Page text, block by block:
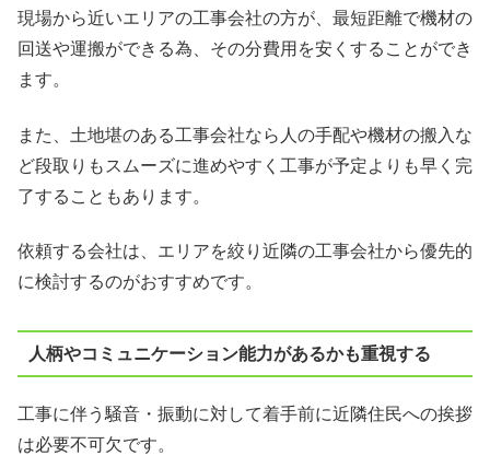
現場から近いエリアの工事会社の方が、最短距離で機材の
回送や運搬ができる為、その分費用を安くすることができ
ます。
また、土地堪のある工事会社なら人の手配や機材の搬入な
ど段取りもスムーズに進めやすく工事が予定よりも早く完
了することもあります。
依頼する会社は、エリアを絞り近隣の工事会社から優先的
に検討するのがおすすめです。
人柄やコミュニケーション能力があるかも重視する
工事に伴う騒音・振動に対して着手前に近隣住民への挨拶
は必要不可欠です。